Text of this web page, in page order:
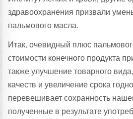
здравоохранения призвали
пальмового масла.
Итак, очевидный плюс
стоимости конечного продукта
также улучшение товарного
качеств и увеличение срока
перевешивает сохранность
полученные в результате